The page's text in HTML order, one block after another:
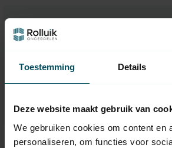
Toestemming Details
Deze website maakt gebruik van
We gebruiken cookies om content en
personaliseren, om functies voor
Besoin d’aide pour
faire le bon choix?
Contactez l'un de nos collaborateurs